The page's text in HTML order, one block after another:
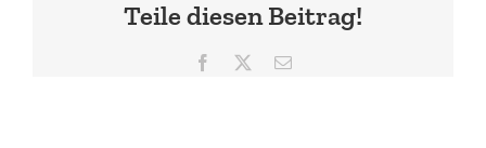
Suche
Teile diesen Beitrag!
Facebook E-